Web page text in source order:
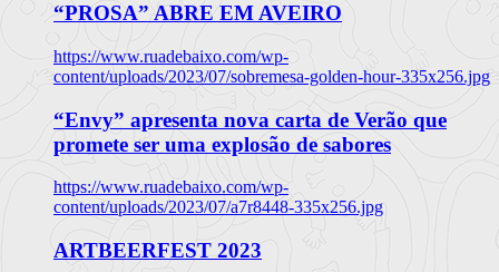
“PROSA” ABRE EM AVEIRO
https://www.ruadebaixo.com/wp-
content/uploads/2023/07/sobremesa-golden-hour-335x256.jpg
“Envy” apresenta nova carta de Verão que
promete ser uma explosão de sabores
https://www.ruadebaixo.com/wp-
content/uploads/2023/07/a7r8448-335x256.jpg
ARTBEERFEST 2023